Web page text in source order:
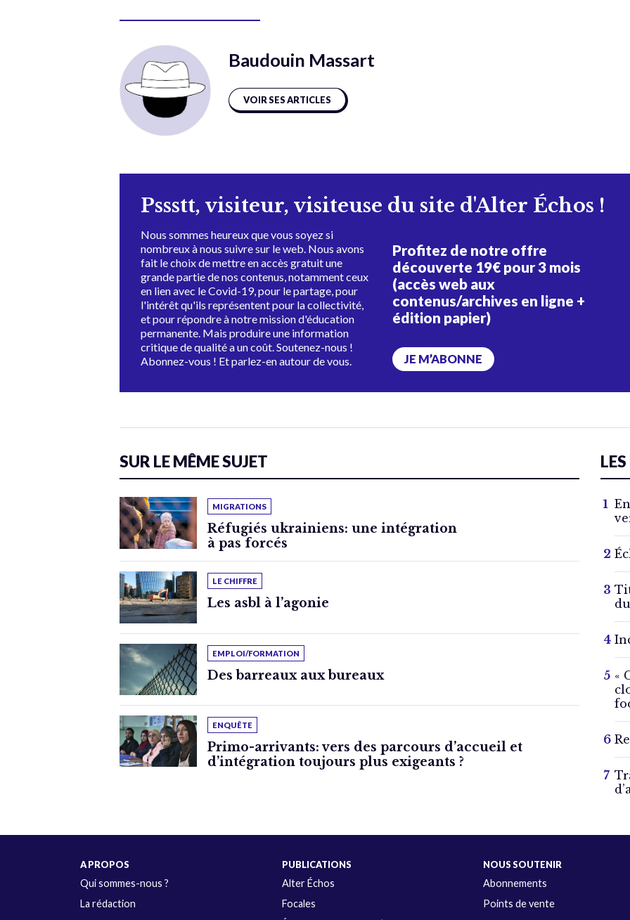
Baudouin Massart
VOIR SES ARTICLES
Pssstt, visiteur, visiteuse du site d'Alter Échos !
Nous sommes heureux que vous soyez si
nombreux à nous suivre sur le web. Nous avons
fait le choix de mettre en accès gratuit une
grande partie de nos contenus, notamment ceux
en lien avec le Covid-19, pour le partage, pour
l'intérêt qu'ils représentent pour la collectivité,
et pour répondre à notre mission d'éducation
permanente. Mais produire une information
critique de qualité a un coût. Soutenez-nous !
Abonnez-vous ! Et parlez-en autour de vous.
Profitez de notre offre
découverte 19€ pour 3 mois
(accès web aux
contenus/archives en ligne +
édition papier)
JE M’ABONNE
SUR LE MÊME SUJET
MIGRATIONS
Réfugiés ukrainiens: une intégration
à pas forcés
LE CHIFFRE
Les asbl à l’agonie
EMPLOI/FORMATION
Des barreaux aux bureaux
ENQUÊTE
Primo-arrivants: vers des parcours d’accueil et
d’intégration toujours plus exigeants ?
«
A PROPOS
Qui sommes-nous ?
La rédaction
PUBLICATIONS
Alter Échos
Focales
NOUS SOUTENIR
Abonnements
Points de vente